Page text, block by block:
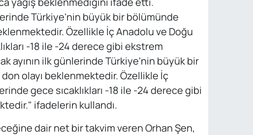
Türkiye'nin büyük bir bölümünde
Özellikle İç Anadolu ve Doğu
-18 ile -24 derece gibi ekstrem
ayının ilk günlerinde Türkiye'nin büyük bir
olayı beklenmektedir. Özellikle İç
gece sıcaklıkları -18 ile -24 derece gibi
ifadelerin kullandı.
dair net bir takvim veren Orhan Şen,